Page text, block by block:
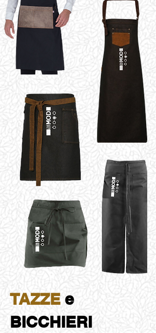
TAZZE e
BICCHIERI